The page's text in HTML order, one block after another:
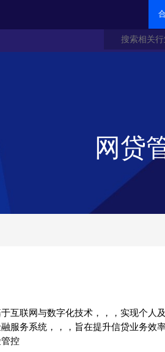
网贷
联网与数字化技术，，，实现个
系统，，，旨在提升信贷业务效率
管控